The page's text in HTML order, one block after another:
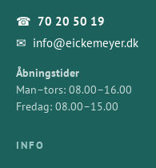
☎ 70 20 50 19
✉ info@eickemeyer.dk
Åbningstider
Man–tors: 08.00–16.00
Fredag: 08.00–15.00
INFO